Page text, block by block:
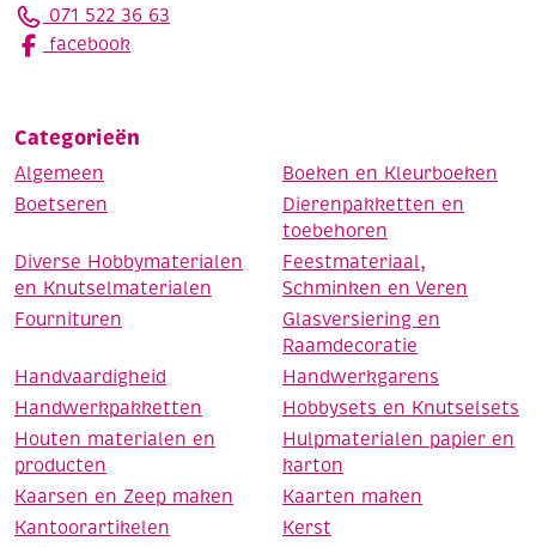
071 522 36 63
facebook
Categorieën
Algemeen
Boeken en Kleurboeken
Boetseren
Dierenpakketten en
toebehoren
Diverse Hobbymaterialen
en Knutselmaterialen
Feestmateriaal,
Schminken en Veren
Fournituren
Glasversiering en
Raamdecoratie
Handvaardigheid
Handwerkgarens
Handwerkpakketten
Hobbysets en Knutselsets
Houten materialen en
producten
Hulpmaterialen papier en
karton
Kaarsen en Zeep maken
Kaarten maken
Kantoorartikelen
Kerst